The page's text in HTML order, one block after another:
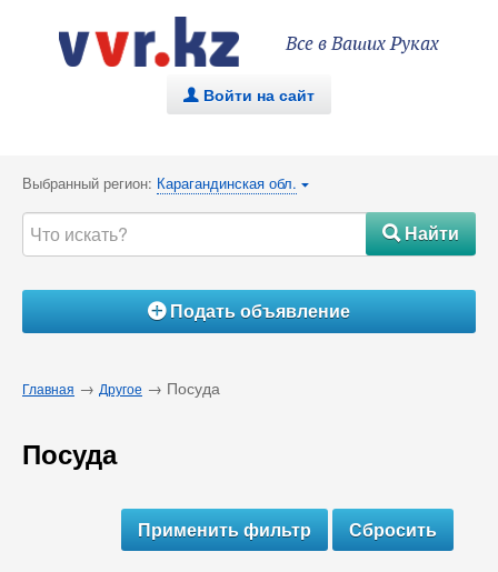
Все в Ваших Руках
. Войти на сайт
Выбранный регион: Карагандинская обл. {
#Найти
ÁПодать объявление
Главная → Другое → Посуда
Посуда